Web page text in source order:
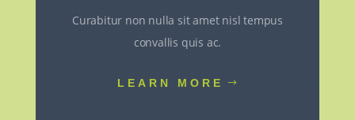
Curabitur non nulla sit amet nisl tempus
convallis quis ac.
LEARN MORE